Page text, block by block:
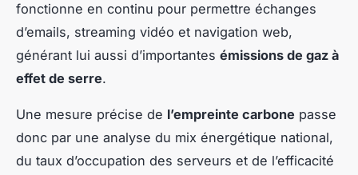
fonctionne en continu pour permettre échanges
d’emails, streaming vidéo et navigation web,
générant lui aussi d’importantes émissions de gaz à
effet de serre.
Une mesure précise de l’empreinte carbone passe
donc par une analyse du mix énergétique national,
du taux d’occupation des serveurs et de l’efficacité